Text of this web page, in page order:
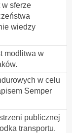
w sferze
wiedzy
modlitwa w
w celu
Semper
publicznej
transportu.